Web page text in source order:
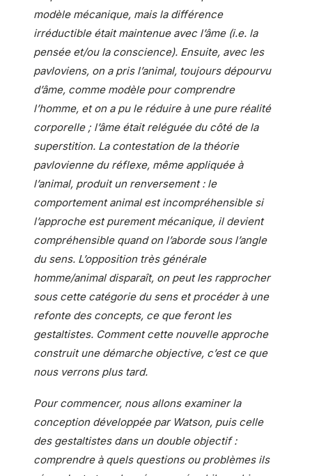
modèle mécanique, mais la différence
irréductible était maintenue avec l’âme (i.e. la
pensée et/ou la conscience). Ensuite, avec les
pavloviens, on a pris l’animal, toujours dépourvu
d’âme, comme modèle pour comprendre
l’homme, et on a pu le réduire à une pure réalité
corporelle ; l’âme était reléguée du côté de la
superstition. La contestation de la théorie
pavlovienne du réflexe, même appliquée à
l’animal, produit un renversement : le
comportement animal est incompréhensible si
l’approche est purement mécanique, il devient
compréhensible quand on l’aborde sous l’angle
du sens. L’opposition très générale
homme/animal disparaît, on peut les rapprocher
sous cette catégorie du sens et procéder à une
refonte des concepts, ce que feront les
gestaltistes. Comment cette nouvelle approche
construit une démarche objective, c’est ce que
nous verrons plus tard.
Pour commencer, nous allons examiner la
conception développée par Watson, puis celle
des gestaltistes dans un double objectif :
comprendre à quels questions ou problèmes ils